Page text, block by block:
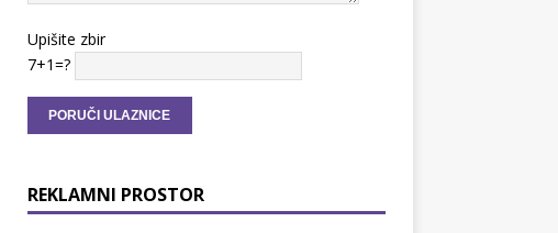
Upišite zbir
7+1=?
REKLAMNI PROSTOR